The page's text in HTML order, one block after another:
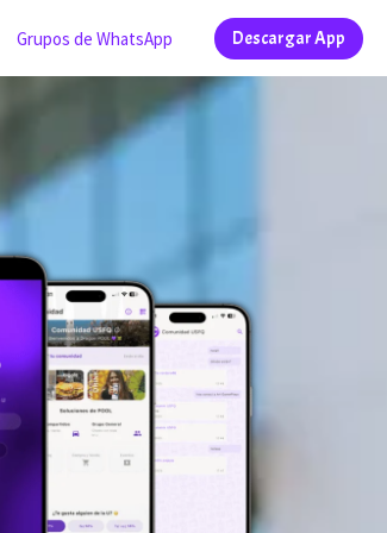
Grupos de WhatsApp Descargar App